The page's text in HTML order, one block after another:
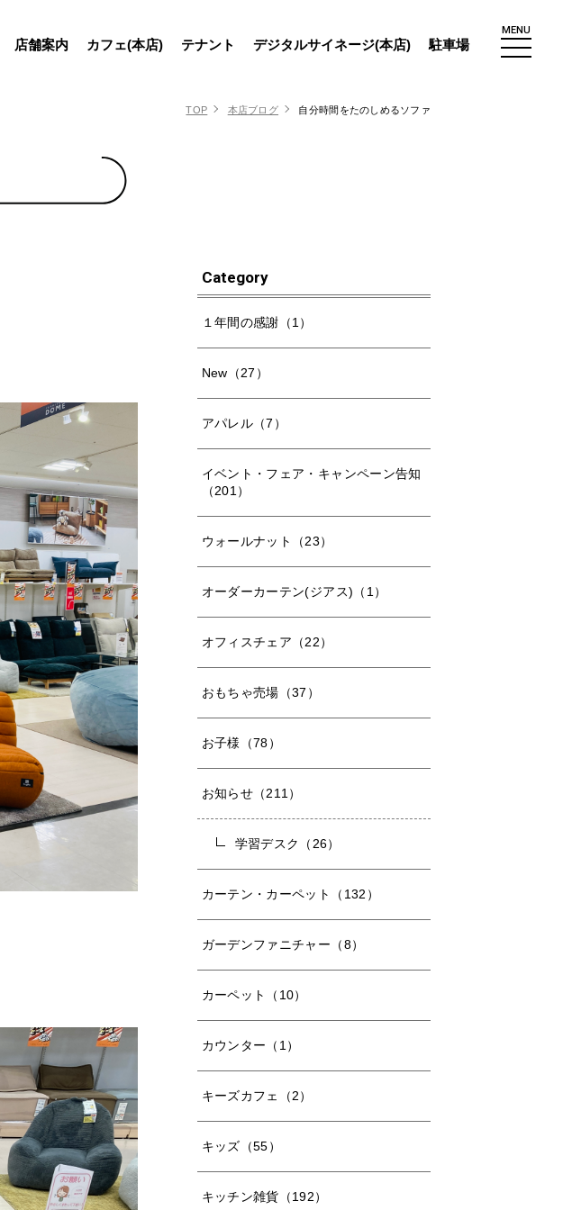
店舗案内 カフェ(本店) テナント デジタルサイネージ(本店) 駐車場
MENU
TOP 本店ブログ 自分時間をたのしめるソファ
Category
１年間の感謝（1）
New（27）
アパレル（7）
イベント・フェア・キャンペーン告知
（201）
ウォールナット（23）
オーダーカーテン(ジアス)（1）
オフィスチェア（22）
おもちゃ売場（37）
お子様（78）
お知らせ（211）
学習デスク（26）
カーテン・カーペット（132）
ガーデンファニチャー（8）
カーペット（10）
カウンター（1）
キーズカフェ（2）
キッズ（55）
キッチン雑貨（192）